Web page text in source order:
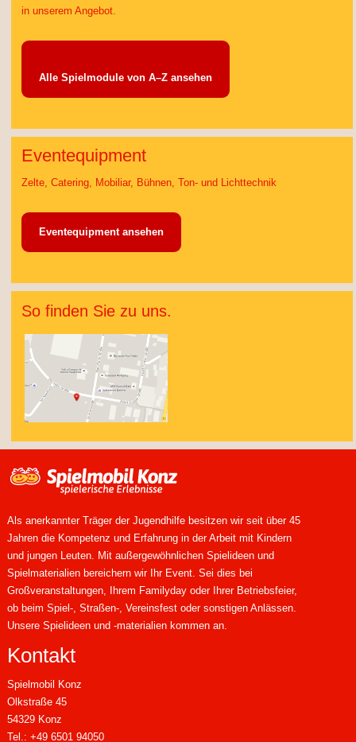
in unserem Angebot.
Alle Spielmodule von A–Z ansehen
Eventequipment
Zelte, Catering, Mobiliar, Bühnen, Ton- und Lichttechnik
Eventequipment ansehen
So finden Sie zu uns.
Als anerkannter Träger der Jugendhilfe besitzen wir seit über 45
Jahren die Kompetenz und Erfahrung in der Arbeit mit Kindern
und jungen Leuten. Mit außergewöhnlichen Spielideen und
Spielmaterialien bereichern wir Ihr Event. Sei dies bei
Großveranstaltungen, Ihrem Familyday oder Ihrer Betriebsfeier,
ob beim Spiel-, Straßen-, Vereinsfest oder sonstigen Anlässen.
Unsere Spielideen und -materialien kommen an.
Kontakt
Spielmobil Konz
Olkstraße 45
54329 Konz
Tel.: +49 6501 94050